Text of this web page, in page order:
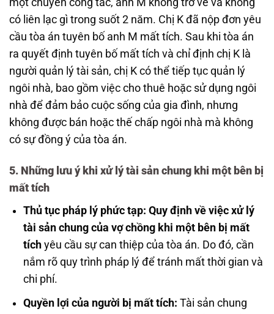
một chuyến công tác, anh M không trở về và không
có liên lạc gì trong suốt 2 năm. Chị K đã nộp đơn yêu
cầu tòa án tuyên bố anh M mất tích. Sau khi tòa án
ra quyết định tuyên bố mất tích và chỉ định chị K là
người quản lý tài sản, chị K có thể tiếp tục quản lý
ngôi nhà, bao gồm việc cho thuê hoặc sử dụng ngôi
nhà để đảm bảo cuộc sống của gia đình, nhưng
không được bán hoặc thế chấp ngôi nhà mà không
có sự đồng ý của tòa án.
5. Những lưu ý khi xử lý tài sản chung khi một bên bị
mất tích
Thủ tục pháp lý phức tạp: Quy định về việc xử lý
tài sản chung của vợ chồng khi một bên bị mất
tíchyêu cầu sự can thiệp của tòa án. Do đó, cần
nắm rõ quy trình pháp lý để tránh mất thời gian và
chi phí.
Quyền lợi của người bị mất tích: Tài sản chung